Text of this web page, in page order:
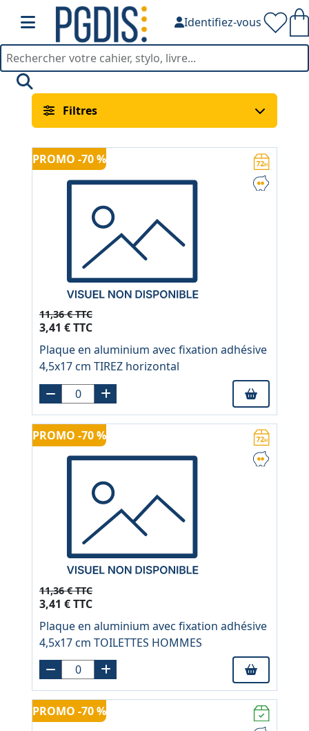
Identifiez-vous
Signalisation — PGDIS
Filtres
PROMO -70 %
11,36 € TTC
3,41 € TTC
Plaque en aluminium avec fixation adhésive
4,5x17 cm TIREZ horizontal
PROMO -70 %
11,36 € TTC
3,41 € TTC
Plaque en aluminium avec fixation adhésive
4,5x17 cm TOILETTES HOMMES
PROMO -70 %